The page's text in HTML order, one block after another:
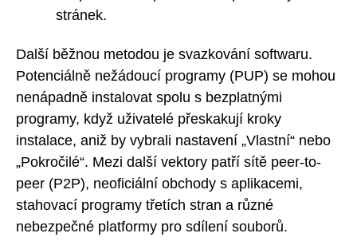
stránek.
Další běžnou metodou je svazkování softwaru.
Potenciálně nežádoucí programy (PUP) se mohou
nenápadně instalovat spolu s bezplatnými
programy, když uživatelé přeskakují kroky
instalace, aniž by vybrali nastavení „Vlastní“ nebo
„Pokročilé“. Mezi další vektory patří sítě peer-to-
peer (P2P), neoficiální obchody s aplikacemi,
stahovací programy třetích stran a různé
nebezpečné platformy pro sdílení souborů.